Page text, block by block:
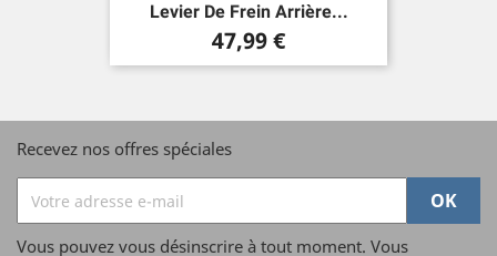
Levier De Frein Arrière...
Prix
47,99 €
Recevez nos offres spéciales
Vous pouvez vous désinscrire à tout moment. Vous